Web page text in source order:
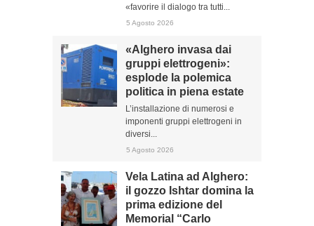
«favorire il dialogo tra tutti...
5 Agosto 2026
«Alghero invasa dai
gruppi elettrogeni»:
esplode la polemica
politica in piena estate
L’installazione di numerosi e
imponenti gruppi elettrogeni in
diversi...
5 Agosto 2026
Vela Latina ad Alghero:
il gozzo Ishtar domina la
prima edizione del
Memorial “Carlo